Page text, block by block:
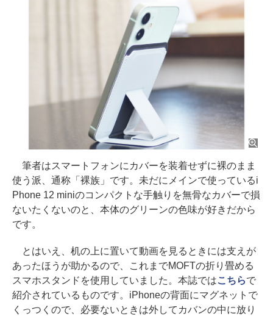
筆者はスマートフォンにカバーを装着せずに裸のまま
使う派、通称「裸族」です。未だにメインで使っているi
Phone 12 miniのコンパクトな手触りを無骨なカバーで損
ないたくないのと、本体のグリーンの色味が好きだから
です。
とはいえ、机の上に置いて動画を見るときには支えが
あったほうが助かるので、これまでMOFTの折り畳める
スマホスタンドを使用していました。本誌ではこちらで
紹介されているものです。iPhoneの背面にマグネットで
くっつくので、必要ないときは外してカバンの中に放り